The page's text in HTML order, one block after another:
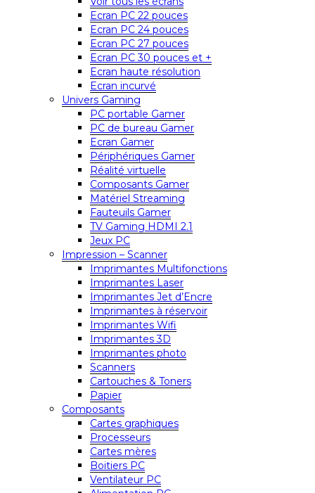
Ecran PC 22 pouces
Ecran PC 24 pouces
Ecran PC 27 pouces
Ecran PC 30 pouces et +
Ecran haute résolution
Ecran incurvé
Univers Gaming
PC portable Gamer
PC de bureau Gamer
Ecran Gamer
Périphériques Gamer
Réalité virtuelle
Composants Gamer
Matériel Streaming
Fauteuils Gamer
TV Gaming HDMI 2.1
Jeux PC
Impression – Scanner
Imprimantes Multifonctions
Imprimantes Laser
Imprimantes Jet d’Encre
Imprimantes à réservoir
Imprimantes Wifi
Imprimantes 3D
Imprimantes photo
Scanners
Cartouches & Toners
Papier
Composants
Cartes graphiques
Processeurs
Cartes mères
Boitiers PC
Ventilateur PC